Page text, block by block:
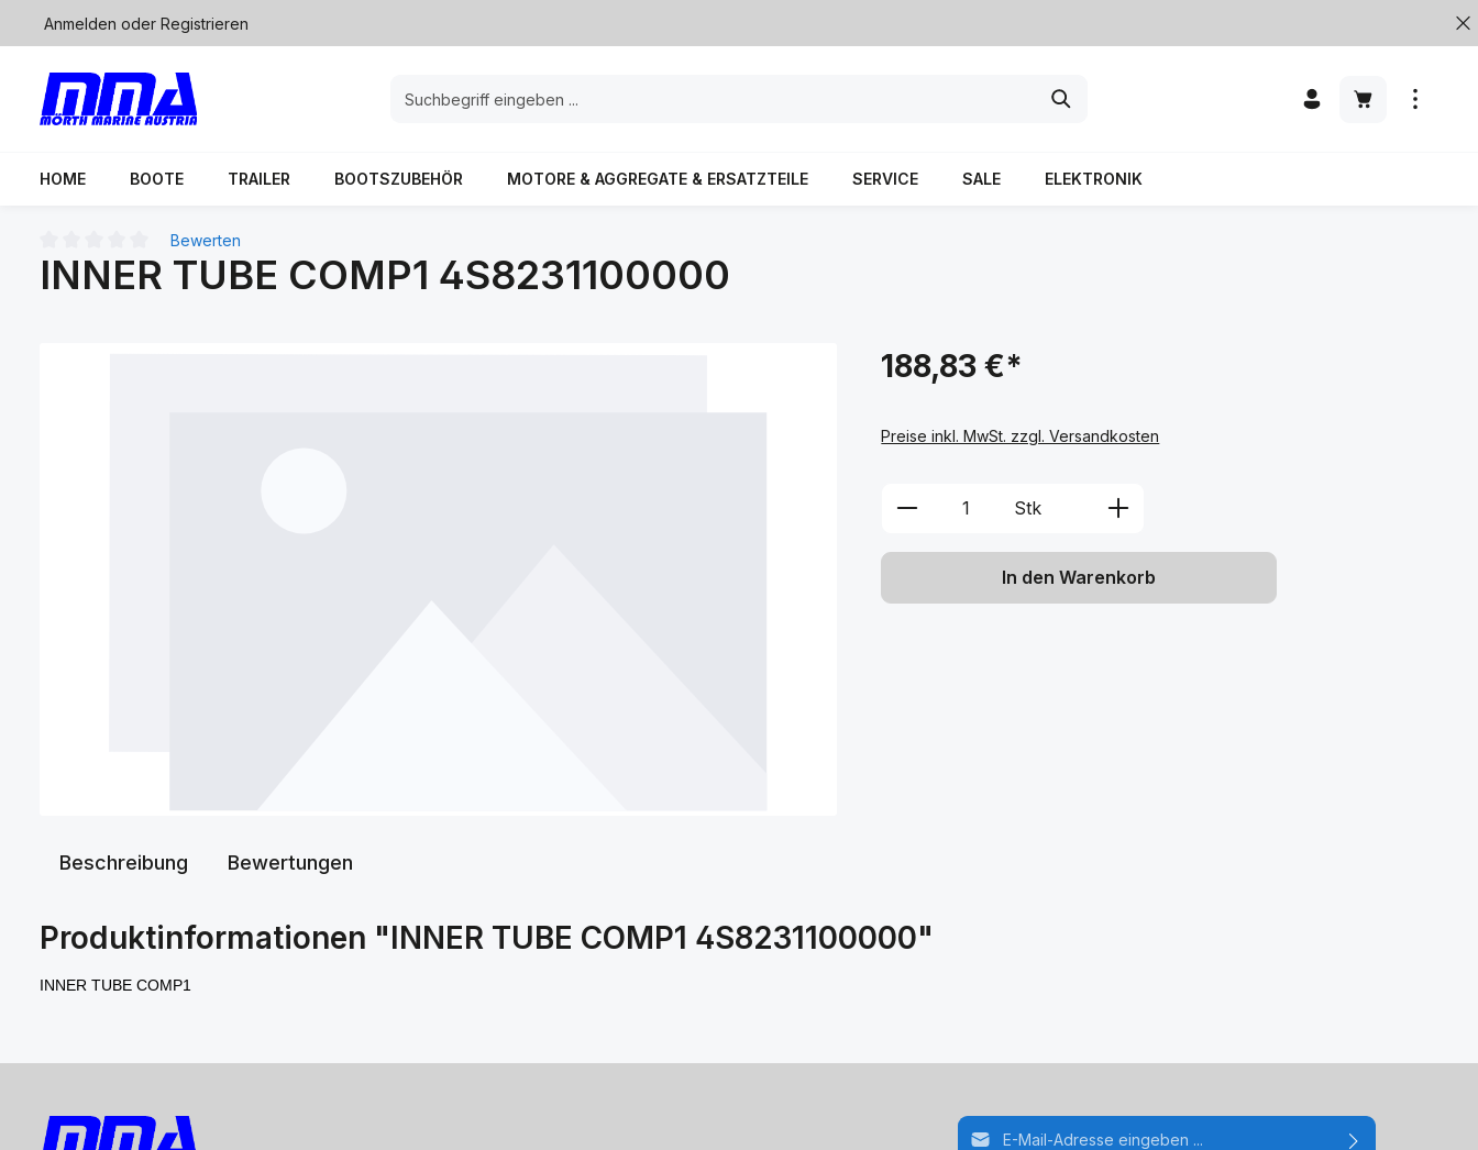
Zur Hauptnavigation springen
Anmelden oder Registrieren
HOME BOOTE TRAILER BOOTSZUBEHÖR MOTORE & AGGREGATE & ERSATZTEILE SERVICE SALE ELEKTRONIK
Durchschnittliche Bewertung von 0 von 5 Sternen
Bewerten
INNER TUBE COMP1 4S8231100000
188,83 €*
Preise inkl. MwSt. zzgl. Versandkosten
Produkt Anzahl: Gib den gewünschten Wert
Stk
In den Warenkorb
Beschreibung Bewertungen
Produktinformationen "INNER TUBE COMP1 4S8231100000"
INNER TUBE COMP1
E-Mail-Adresse*